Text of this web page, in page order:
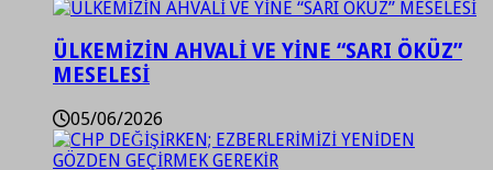
ÜLKEMİZİN AHVALİ VE YİNE “SARI ÖKÜZ”
MESELESİ
05/06/2026